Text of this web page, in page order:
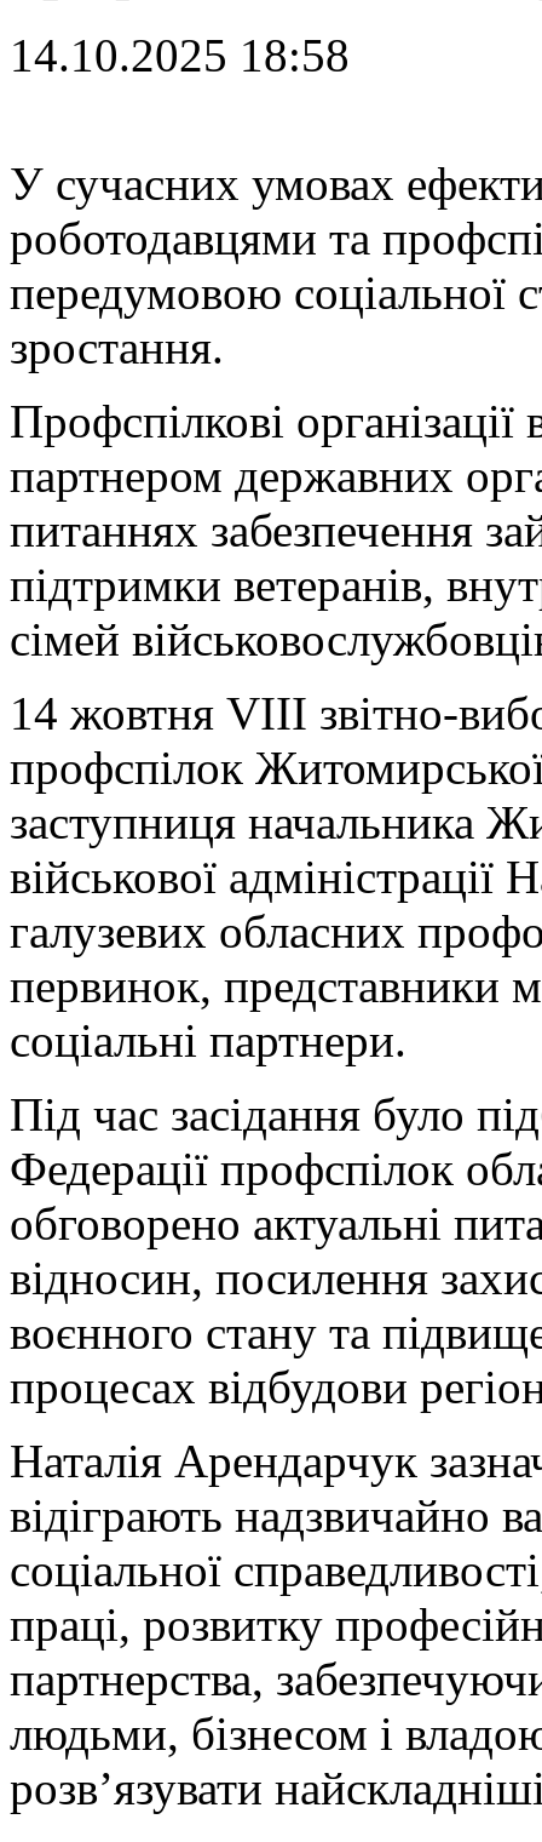
14.10.2025 18:58
У сучасних умовах
роботодавцями та
передумовою соціальної
зростання.
Профспілкові
партнером державних
питаннях забезпечення
підтримки ветеранів,
сімей
14 жовтня VІII звітно-
профспілок
заступниця начальника
військової
галузевих обласних
первинок, представники
соціальні партнери.
Під час засідання було
Федерації профспілок
обговорено актуальні
відносин, посилення
воєнного стану та
процесах відбудови
Наталія Арендарчук
відіграють надзвичайно
соціальної
праці, розвитку
партнерства,
людьми, бізнесом і
розв’язувати